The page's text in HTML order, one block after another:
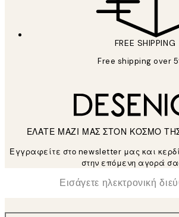
FREE SHIPPING
Free shipping over
ΕΛΑΤΕ ΜΑΖΙ ΜΑΣ ΣΤΟΝ ΚΟΣΜΟ
Εγγραφείτε στο newsletter μας και
στην επόμενη αγορά
Ηλεκτρονική Διεύθυνση